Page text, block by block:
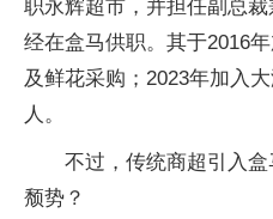
职永辉超市，并担任副总
经在盒马供职。其于2016
及鲜花采购；2023年加入
人。
不过，传统商超引入
颓势？